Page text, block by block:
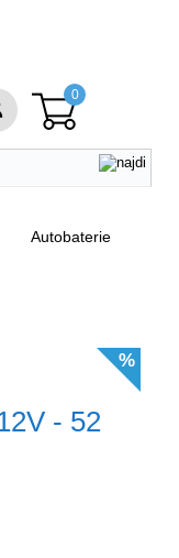
Autobaterie
%
- 52
0